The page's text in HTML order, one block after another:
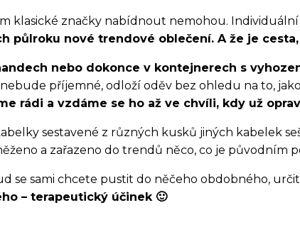
klasické značky nabídnout nemohou.
půlroku nové trendové oblečení. A že je
nebo dokonce v kontejnerech s
příjemné, odloží oděv bez ohledu na to,
rádi a vzdáme se ho až ve chvíli, kdy už
sestavené z různých kusků jiných kabelek
a zařazeno do trendů něco, co je
se sami chcete pustit do něčeho obdobného,
– terapeutický účinek 🙂